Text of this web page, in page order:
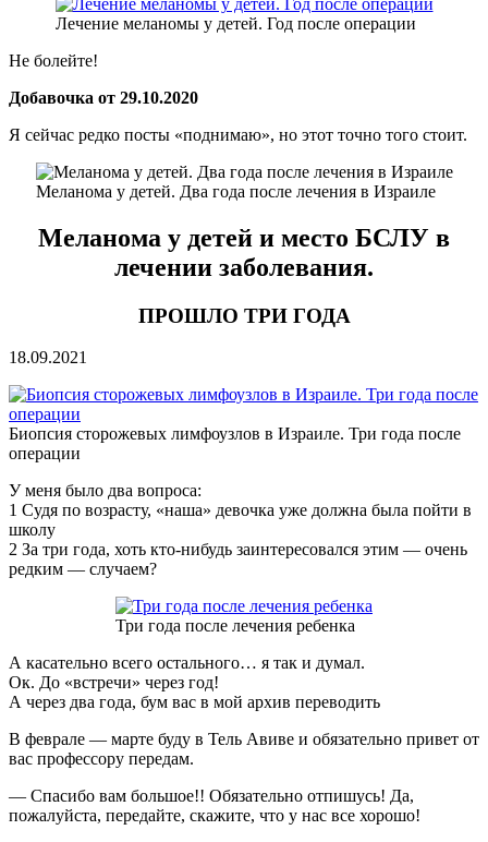
Лечение меланомы у детей. Год после операции
Не болейте!
Добавочка от 29.10.2020
Я сейчас редко посты «поднимаю», но этот точно того стоит.
Меланома у детей. Два года после лечения в Израиле
Меланома у детей и место БСЛУ в
лечении заболевания.
ПРОШЛО ТРИ ГОДА
18.09.2021
Биопсия сторожевых лимфоузлов в Израиле. Три года после
операции
У меня было два вопроса:
1 Судя по возрасту, «наша» девочка уже должна была пойти в
школу
2 За три года, хоть кто-нибудь заинтересовался этим — очень
редким — случаем?
Три года после лечения ребенка
А касательно всего остального… я так и думал.
Ок. До «встречи» через год!
А через два года, бум вас в мой архив переводить
В феврале — марте буду в Тель Авиве и обязательно привет от
вас профессору передам.
— Спасибо вам большое!! Обязательно отпишусь! Да,
пожалуйста, передайте, скажите, что у нас все хорошо!